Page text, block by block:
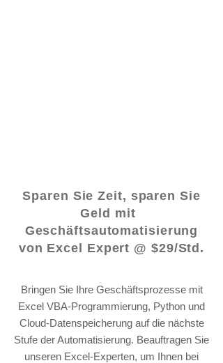
Sparen Sie Zeit, sparen Sie
Geld mit
Geschäftsautomatisierung
von Excel Expert @ $29/Std.
Bringen Sie Ihre Geschäftsprozesse mit
Excel VBA-Programmierung, Python und
Cloud-Datenspeicherung auf die nächste
Stufe der Automatisierung. Beauftragen Sie
unseren Excel-Experten, um Ihnen bei